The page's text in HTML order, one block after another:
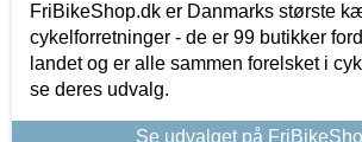
FriBikeShop.dk er Danmarks største
cykelforretninger - de er 99 butikker
landet og er alle sammen forelsket i
se deres udvalg.
Se udvalget på